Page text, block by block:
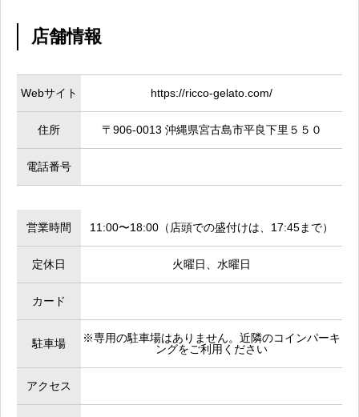
店舗情報
Webサイト https://ricco-gelato.com/
住所 〒906-0013 沖縄県宮古島市平良下里５５０
電話番号
営業時間 11:00〜18:00（店頭での盛付けは、17:45まで）
定休日 火曜日、水曜日
カード
駐車場
※専用の駐車場はありません。近隣のコインパーキ
ングをご利用ください
アクセス